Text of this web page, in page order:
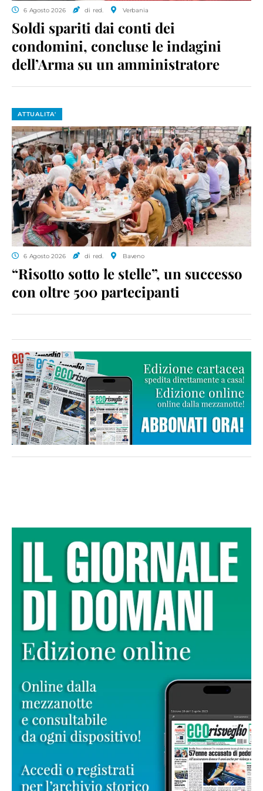
6 Agosto 2026 di red. Verbania
Soldi spariti dai conti dei
condomini, concluse le indagini
dell’Arma su un amministratore
ATTUALITA'
6 Agosto 2026 di red. Baveno
“Risotto sotto le stelle”, un successo
con oltre 500 partecipanti